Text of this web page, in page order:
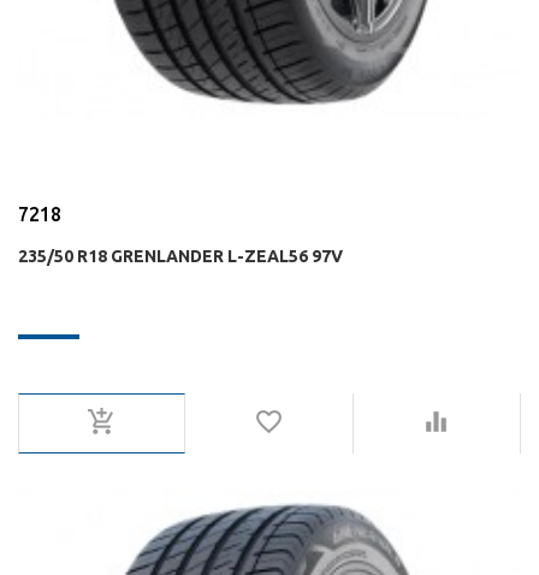
7218
235/50 R18 GRENLANDER L-ZEAL56 97V